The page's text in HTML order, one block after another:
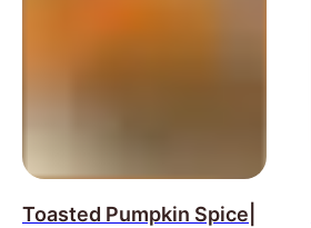
Toasted Pumpkin Spice|